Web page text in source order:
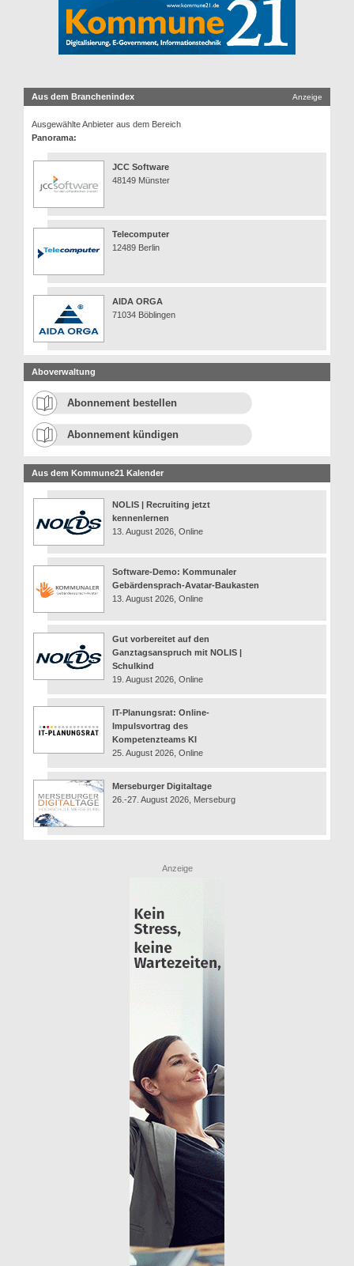
Aus dem Branchenindex Anzeige
Ausgewählte Anbieter aus dem Bereich
Panorama:
JCC Software
48149 Münster
Telecomputer
12489 Berlin
AIDA ORGA
71034 Böblingen
Aboverwaltung
Abonnement bestellen
Abonnement kündigen
Aus dem Kommune21 Kalender
NOLIS | Recruiting jetzt
kennenlernen
13. August 2026, Online
Software-Demo: Kommunaler
Gebärdensprach-Avatar-Baukasten
13. August 2026, Online
Gut vorbereitet auf den
Ganztagsanspruch mit NOLIS |
Schulkind
19. August 2026, Online
IT-Planungsrat: Online-
Impulsvortrag des
Kompetenzteams KI
25. August 2026, Online
Merseburger Digitaltage
26.-27. August 2026, Merseburg
Anzeige